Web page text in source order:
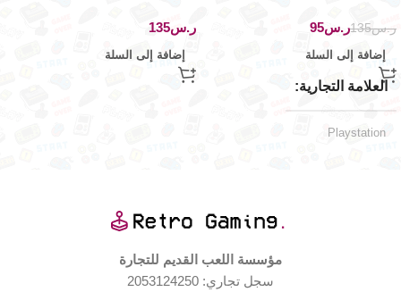
ر.س135ر.س95
إضافة إلى السلة
العلامة التجارية
Playstation
مستخدم بحالة جيدة جدا
ر.س
إضافة إلى السلة
مؤسسة اللعب القديم للتجارة
سجل تجاري: 2053124250